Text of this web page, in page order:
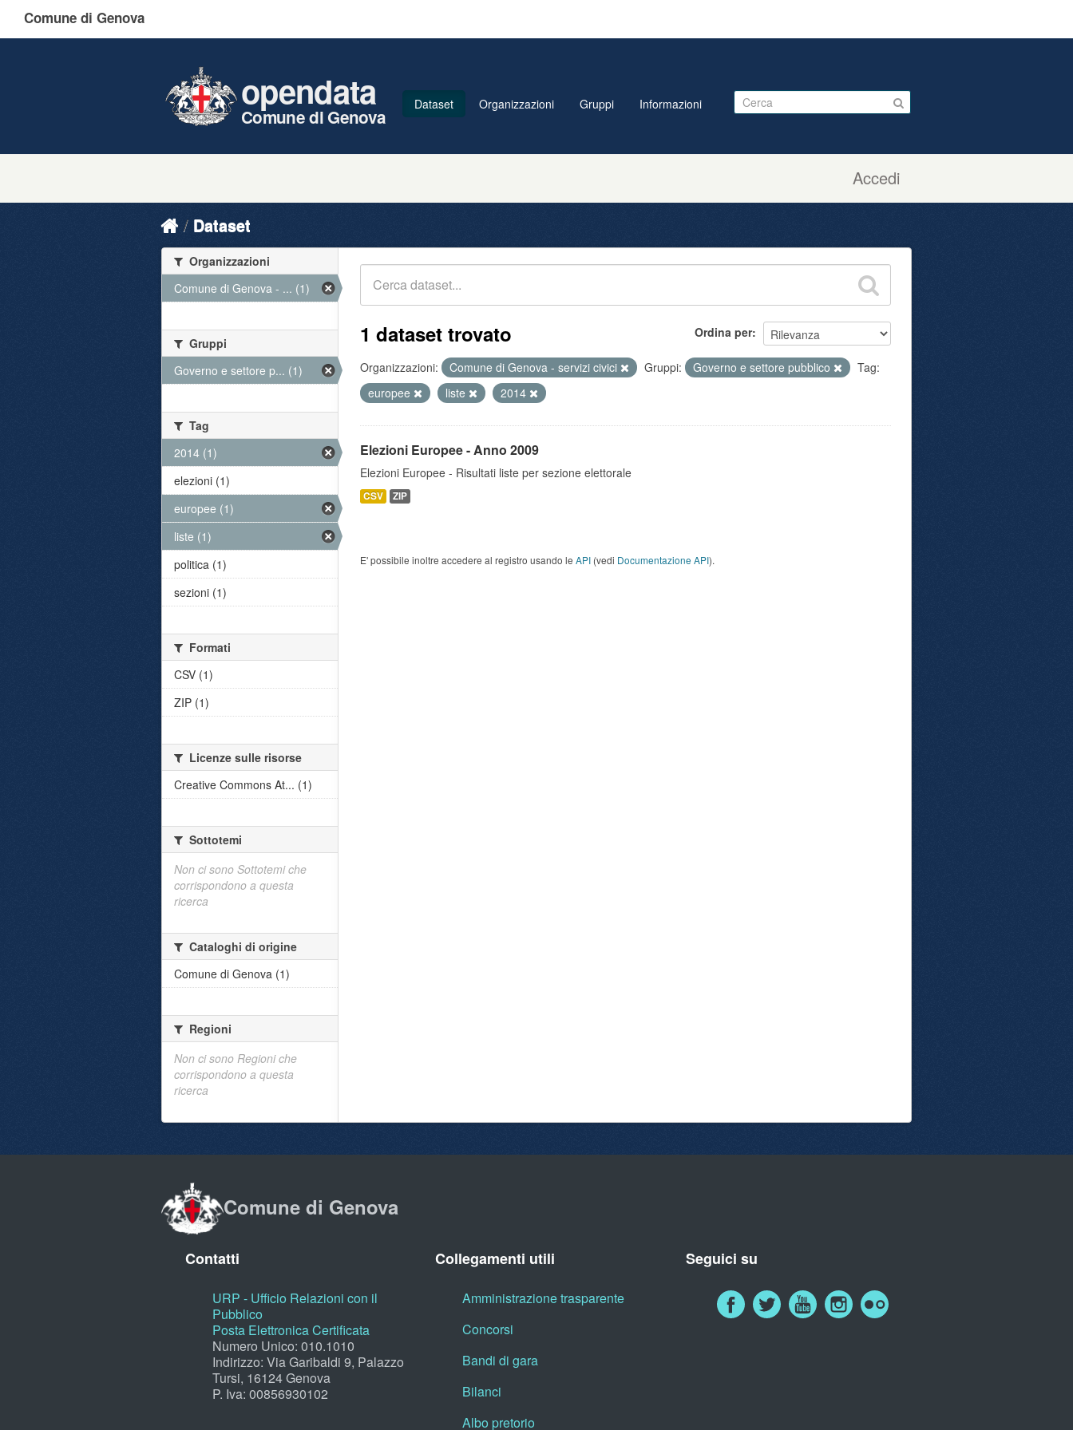
Comune di Genova
Accedi
opendata
Comune di Genova
Dataset Organizzazioni Gruppi Informazioni
Dataset
Ordina per
1 dataset trovato
Organizzazioni: Comune di Genova - servizi civici Gruppi: Governo e settore pubblico
Tag:
europee
liste 2014
Elezioni Europee - Anno 2009
Elezioni Europee - Risultati liste per sezione elettorale
CSV ZIP
E' possibile inoltre accedere al registro usando le API (vedi Documentazione API).
Organizzazioni
Comune di Genova - ... (1)
Gruppi
Governo e settore p... (1)
Tag
2014 (1)
elezioni (1)
europee (1)
liste (1)
politica (1)
sezioni (1)
Formati
CSV (1)
ZIP (1)
Licenze sulle risorse
Creative Commons At... (1)
Sottotemi
Non ci sono Sottotemi che
corrispondono a questa
ricerca
Cataloghi di origine
Comune di Genova (1)
Regioni
Non ci sono Regioni che
corrispondono a questa
ricerca
Comune di Genova
Contatti
URP - Ufficio Relazioni con il
Pubblico
Posta Elettronica Certificata
Numero Unico: 010.1010
Indirizzo: Via Garibaldi 9, Palazzo
Tursi, 16124 Genova
P. Iva: 00856930102
Collegamenti utili
Amministrazione trasparente
Concorsi
Bandi di gara
Bilanci
Albo pretorio
Seguici su